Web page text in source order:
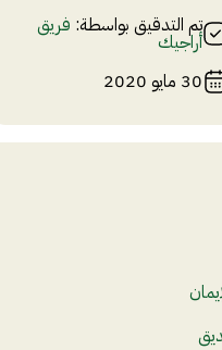
تم التدقيق بواسطة: فريق
أراجيك
30 مايو 2020